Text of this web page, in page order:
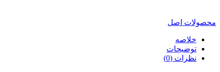
محصولات اصل
خلاصه
توضیحات
نظرات (0)